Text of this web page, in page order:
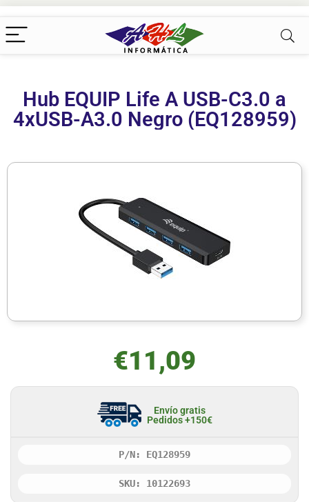
Hub EQUIP Life A USB-C3.0 a
4xUSB-A3.0 Negro (EQ128959)
€11,09
Envío gratis
Pedidos +150€
P/N: EQ128959
SKU: 10122693